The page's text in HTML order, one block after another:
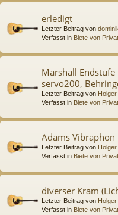
erledigt
Letzter Beitrag von
Verfasst in Biete von Privat
Marshall
servo200,
Letzter Beitrag von
Verfasst in Biete von Privat
Adams Vibraphon
Letzter Beitrag von
Verfasst in Biete von Privat
diverser Kram
Letzter Beitrag von
Verfasst in Biete von Privat